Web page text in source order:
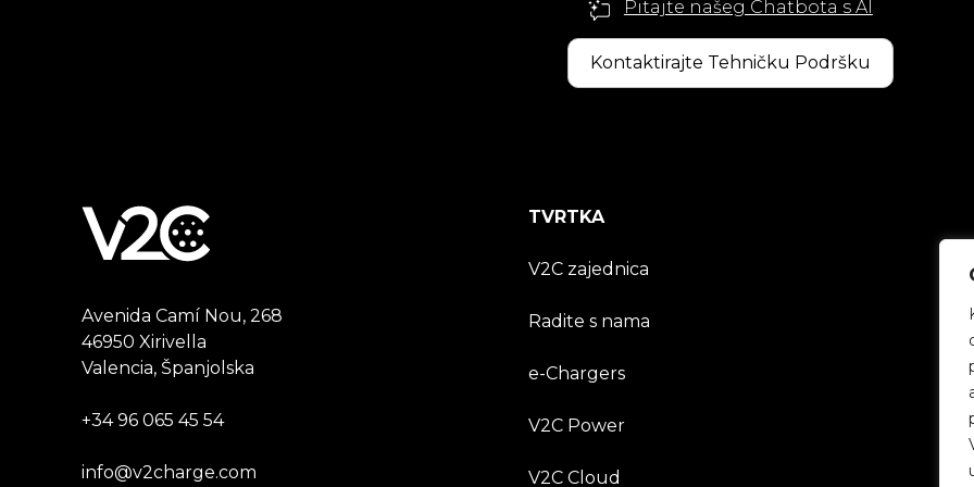
Pitajte našeg Chatbota s AI
Kontaktirajte Tehničku Podršku
Avenida Camí Nou, 268
46950 Xirivella
Valencia, Španjolska
+34 96 065 45 54
info@v2charge.com
TVRTKA
V2C zajednica
Radite s nama
e-Chargers
V2C Power
V2C Cloud